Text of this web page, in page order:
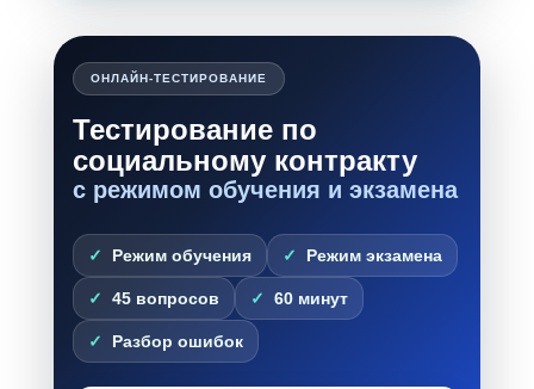
ОНЛАЙН-ТЕСТИРОВАНИЕ
Тестирование по
социальному контракту
с режимом обучения и экзамена
Режим обучения Режим экзамена
45 вопросов 60 минут
Разбор ошибок